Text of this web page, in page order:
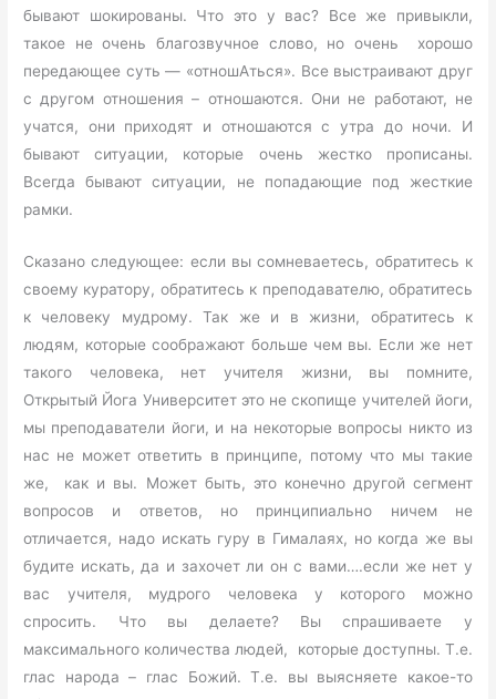
бывают шокированы. Что это у вас? Все же привыкли,
такое не очень благозвучное слово, но очень хорошо
передающее суть — «отношАться». Все выстраивают друг
с другом отношения – отношаются. Они не работают, не
учатся, они приходят и отношаются с утра до ночи. И
бывают ситуации, которые очень жестко прописаны.
Всегда бывают ситуации, не попадающие под жесткие
рамки.
Сказано следующее: если вы сомневаетесь, обратитесь к
своему куратору, обратитесь к преподавателю, обратитесь
к человеку мудрому. Так же и в жизни, обратитесь к
людям, которые соображают больше чем вы. Если же нет
такого человека, нет учителя жизни, вы помните,
Открытый Йога Университет это не скопище учителей йоги,
мы преподаватели йоги, и на некоторые вопросы никто из
нас не может ответить в принципе, потому что мы такие
же, как и вы. Может быть, это конечно другой сегмент
вопросов и ответов, но принципиально ничем не
отличается, надо искать гуру в Гималаях, но когда же вы
будите искать, да и захочет ли он с вами….если же нет у
вас учителя, мудрого человека у которого можно
спросить. Что вы делаете? Вы спрашиваете у
максимального количества людей, которые доступны. Т.е.
глас народа – глас Божий. Т.е. вы выясняете какое-то